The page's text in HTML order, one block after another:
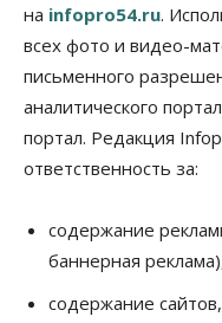
Общество
Жители
повысить свою
07 Августа 2026, 11:30
Общество
Деньгами будут
школах
Общество
заключили под
на infopro54.ru.
всех фото и видео-
письменного
аналитического
портал. Редакция
ответственность за:
содержание
баннерная
содержание